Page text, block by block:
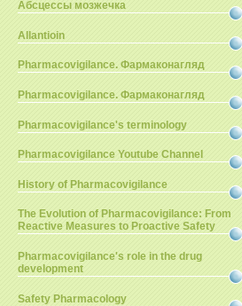
Абсцессы мозжечка
Allantioin
Pharmacovigilance. Фармаконагляд
Pharmacovigilance. Фармаконагляд
Pharmacovigilance's terminology
Pharmacovigilance Youtube Channel
History of Pharmacovigilance
The Evolution of Pharmacovigilance: From
Reactive Measures to Proactive Safety
Pharmacovigilance's role in the drug
development
Safety Pharmacology